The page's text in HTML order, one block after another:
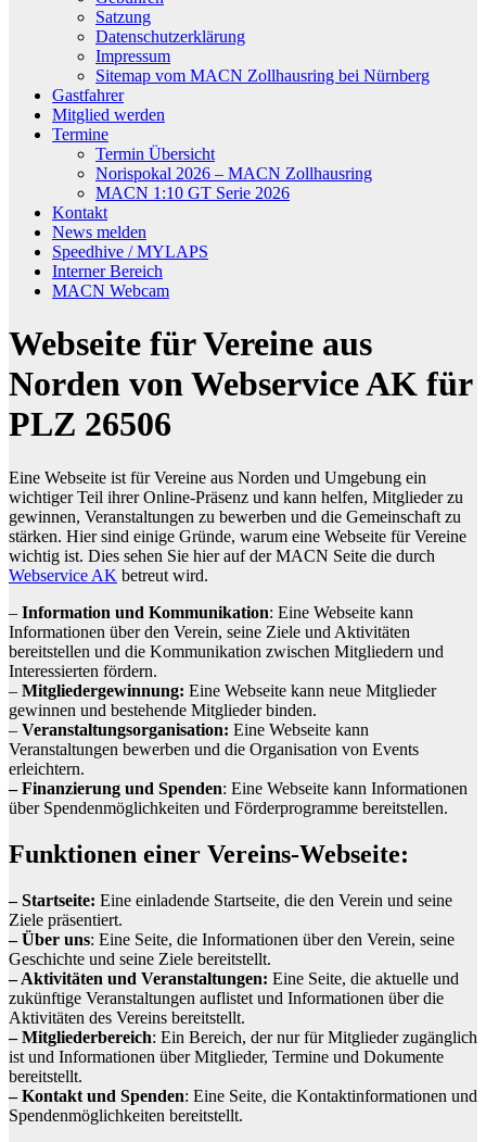
Satzung
Datenschutzerklärung
Impressum
Sitemap vom MACN Zollhausring bei Nürnberg
Gastfahrer
Mitglied werden
Termine
Termin Übersicht
Norispokal 2026 – MACN Zollhausring
MACN 1:10 GT Serie 2026
Kontakt
News melden
Speedhive / MYLAPS
Interner Bereich
MACN Webcam
Webseite für Vereine aus
Norden von Webservice AK für
PLZ 26506
Eine Webseite ist für Vereine aus Norden und Umgebung ein
wichtiger Teil ihrer Online-Präsenz und kann helfen, Mitglieder zu
gewinnen, Veranstaltungen zu bewerben und die Gemeinschaft zu
stärken. Hier sind einige Gründe, warum eine Webseite für Vereine
wichtig ist. Dies sehen Sie hier auf der MACN Seite die durch
Webservice AK betreut wird.
– Information und Kommunikation: Eine Webseite kann
Informationen über den Verein, seine Ziele und Aktivitäten
bereitstellen und die Kommunikation zwischen Mitgliedern und
Interessierten fördern.
– Mitgliedergewinnung: Eine Webseite kann neue Mitglieder
gewinnen und bestehende Mitglieder binden.
– Veranstaltungsorganisation: Eine Webseite kann
Veranstaltungen bewerben und die Organisation von Events
erleichtern.
– Finanzierung und Spenden: Eine Webseite kann Informationen
über Spendenmöglichkeiten und Förderprogramme bereitstellen.
Funktionen einer Vereins-Webseite:
– Startseite: Eine einladende Startseite, die den Verein und seine
Ziele präsentiert.
– Über uns: Eine Seite, die Informationen über den Verein, seine
Geschichte und seine Ziele bereitstellt.
– Aktivitäten und Veranstaltungen: Eine Seite, die aktuelle und
zukünftige Veranstaltungen auflistet und Informationen über die
Aktivitäten des Vereins bereitstellt.
– Mitgliederbereich: Ein Bereich, der nur für Mitglieder zugänglich
ist und Informationen über Mitglieder, Termine und Dokumente
bereitstellt.
– Kontakt und Spenden: Eine Seite, die Kontaktinformationen und
Spendenmöglichkeiten bereitstellt.